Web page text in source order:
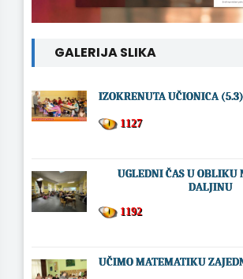
GALERIJA SLIKA
IZOKRENUTA UČIONICA (5.3)
1127
UGLEDNI ČAS U OBLIKU
DALJINU
1192
UČIMO MATEMATIKU